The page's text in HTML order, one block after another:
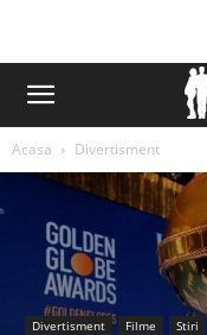
Acasa Divertisment
Divertisment Filme Stiri